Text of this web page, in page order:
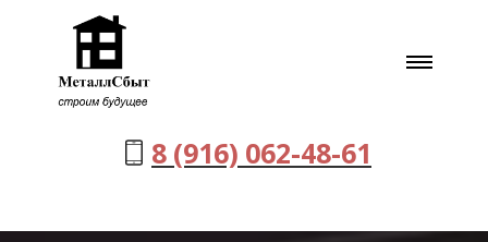
8 (916) 062-48-61